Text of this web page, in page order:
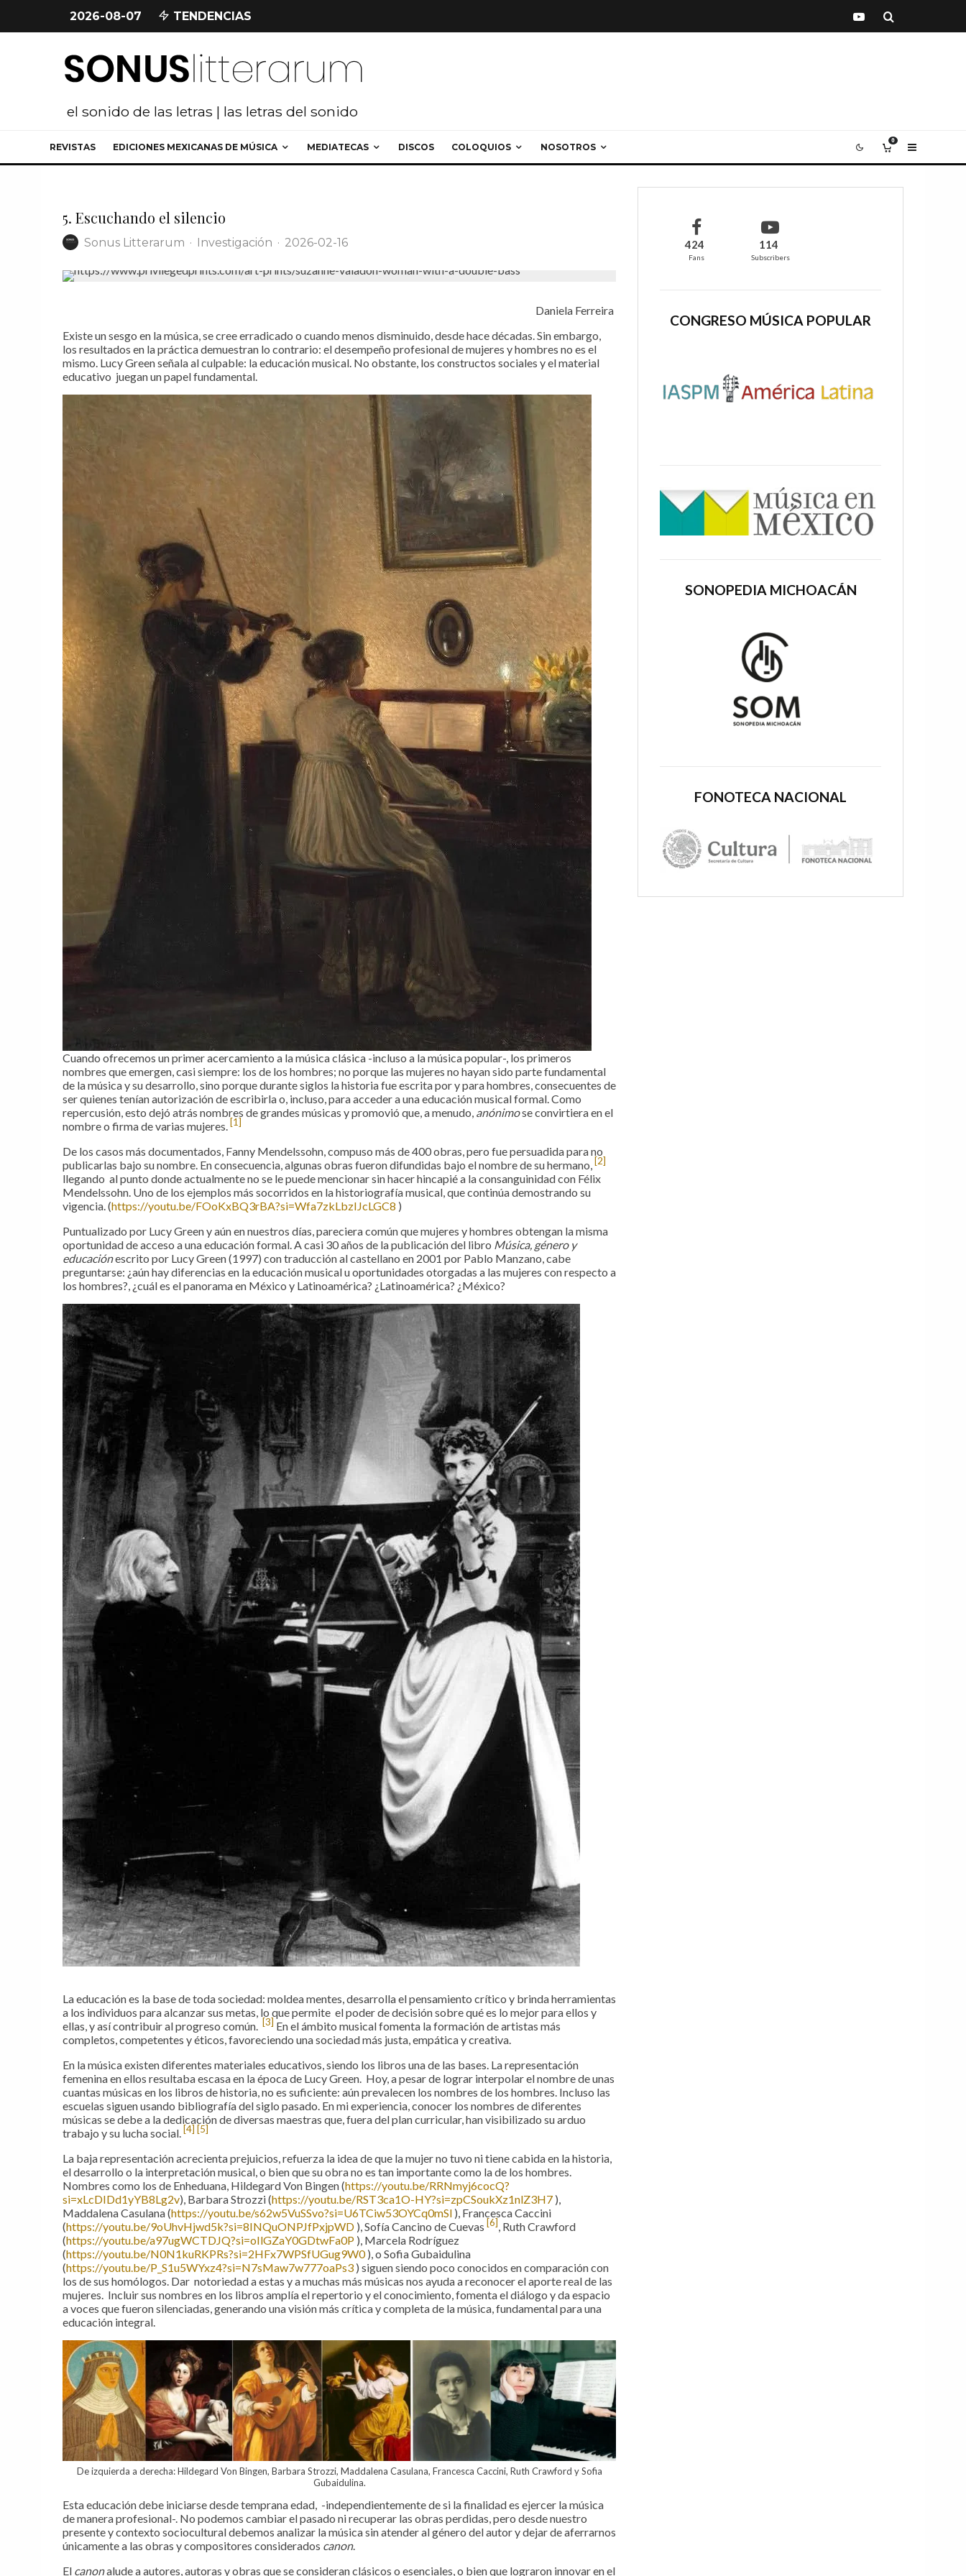
2026-08-07 TENDENCIAS
el sonido de las letras | las letras del sonido
REVISTAS EDICIONES MEXICANAS DE MÚSICA MEDIATECAS DISCOS COLOQUIOS NOSOTROS
0
5. Escuchando el silencio
Sonus Litterarum · Investigación · 2026-02-16
Daniela Ferreira
Existe un sesgo en la música, se cree erradicado o cuando menos disminuido, desde hace décadas. Sin embargo,
los resultados en la práctica demuestran lo contrario: el desempeño profesional de mujeres y hombres no es el
mismo. Lucy Green señala al culpable: la educación musical. No obstante, los constructos sociales y el material
educativo juegan un papel fundamental.
Cuando ofrecemos un primer acercamiento a la música clásica -incluso a la música popular-, los primeros
nombres que emergen, casi siempre: los de los hombres; no porque las mujeres no hayan sido parte fundamental
de la música y su desarrollo, sino porque durante siglos la historia fue escrita por y para hombres, consecuentes de
ser quienes tenían autorización de escribirla o, incluso, para acceder a una educación musical formal. Como
repercusión, esto dejó atrás nombres de grandes músicas y promovió que, a menudo, anónimose convirtiera en el
nombre o firma de varias mujeres. [1]
De los casos más documentados, Fanny Mendelssohn, compuso más de 400 obras, pero fue persuadida para no
publicarlas bajo su nombre. En consecuencia, algunas obras fueron difundidas bajo el nombre de su hermano, [2]
llegando al punto donde actualmente no se le puede mencionar sin hacer hincapié a la consanguinidad con Félix
Mendelssohn. Uno de los ejemplos más socorridos en la historiografía musical, que continúa demostrando su
vigencia. (https://youtu.be/FOoKxBQ3rBA?si=Wfa7zkLbzIJcLGC8 )
Puntualizado por Lucy Green y aún en nuestros días, pareciera común que mujeres y hombres obtengan la misma
oportunidad de acceso a una educación formal. A casi 30 años de la publicación del libro Música, género y
educaciónescrito por Lucy Green (1997) con traducción al castellano en 2001 por Pablo Manzano, cabe
preguntarse: ¿aún hay diferencias en la educación musical u oportunidades otorgadas a las mujeres con respecto a
los hombres?, ¿cuál es el panorama en México y Latinoamérica? ¿Latinoamérica? ¿México?
La educación es la base de toda sociedad: moldea mentes, desarrolla el pensamiento crítico y brinda herramientas
a los individuos para alcanzar sus metas, lo que permite el poder de decisión sobre qué es lo mejor para ellos y
ellas, y así contribuir al progreso común. [3] En el ámbito musical fomenta la formación de artistas más
completos, competentes y éticos, favoreciendo una sociedad más justa, empática y creativa.
En la música existen diferentes materiales educativos, siendo los libros una de las bases. La representación
femenina en ellos resultaba escasa en la época de Lucy Green. Hoy, a pesar de lograr interpolar el nombre de unas
cuantas músicas en los libros de historia, no es suficiente: aún prevalecen los nombres de los hombres. Incluso las
escuelas siguen usando bibliografía del siglo pasado. En mi experiencia, conocer los nombres de diferentes
músicas se debe a la dedicación de diversas maestras que, fuera del plan curricular, han visibilizado su arduo
trabajo y su lucha social. [4] [5]
La baja representación acrecienta prejuicios, refuerza la idea de que la mujer no tuvo ni tiene cabida en la historia,
el desarrollo o la interpretación musical, o bien que su obra no es tan importante como la de los hombres.
Nombres como los de Enheduana, Hildegard Von Bingen (https://youtu.be/RRNmyj6cocQ?
si=xLcDIDd1yYB8Lg2v), Barbara Strozzi (https://youtu.be/RST3ca1O-HY?si=zpCSoukXz1nlZ3H7 ),
Maddalena Casulana (https://youtu.be/s62w5VuSSvo?si=U6TCiw53OYCq0mSl ), Francesca Caccini
(https://youtu.be/9oUhvHjwd5k?si=8INQuONPJfPxjpWD ), Sofía Cancino de Cuevas [6], Ruth Crawford
(https://youtu.be/a97ugWCTDJQ?si=oIlGZaY0GDtwFa0P ), Marcela Rodríguez
(https://youtu.be/N0N1kuRKPRs?si=2HFx7WPSfUGug9W0), o Sofia Gubaidulina
(https://youtu.be/P_S1u5WYxz4?si=N7sMaw7w777oaPs3 ) siguen siendo poco conocidos en comparación con
los de sus homólogos. Dar notoriedad a estas y a muchas más músicas nos ayuda a reconocer el aporte real de las
mujeres. Incluir sus nombres en los libros amplía el repertorio y el conocimiento, fomenta el diálogo y da espacio
a voces que fueron silenciadas, generando una visión más crítica y completa de la música, fundamental para una
educación integral.
De izquierda a derecha: Hildegard Von Bingen, Barbara Strozzi, Maddalena Casulana, Francesca Caccini, Ruth Crawford y Sofia
Gubaidulina.
Esta educación debe iniciarse desde temprana edad, -independientemente de si la finalidad es ejercer la música
de manera profesional-. No podemos cambiar el pasado ni recuperar las obras perdidas, pero desde nuestro
presente y contexto sociocultural debemos analizar la música sin atender al género del autor y dejar de aferrarnos
únicamente a las obras y compositores considerados canon.
El canonalude a autores, autoras y obras que se consideran clásicos o esenciales, o bien que lograron innovar en el
424
Fans
114
Subscribers
CONGRESO MÚSICA POPULAR
SONOPEDIA MICHOACÁN
FONOTECA NACIONAL